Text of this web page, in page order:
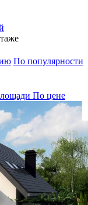
По популярности
По цене